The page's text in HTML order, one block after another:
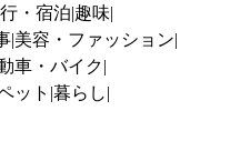
・宿泊 趣味
美容・ファッション
車・バイク
ット 暮らし